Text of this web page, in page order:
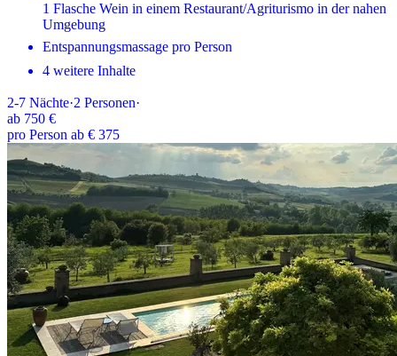
1 Flasche Wein in einem Restaurant/Agriturismo in der nahen
Umgebung
Entspannungsmassage pro Person
4 weitere Inhalte
2-7 Nächte·2 Personen·
ab 750 €
pro Person ab € 375